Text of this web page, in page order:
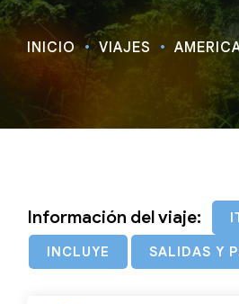
INICIO VIAJES
Información del viaje:
INCLUYE SALIDAS Y